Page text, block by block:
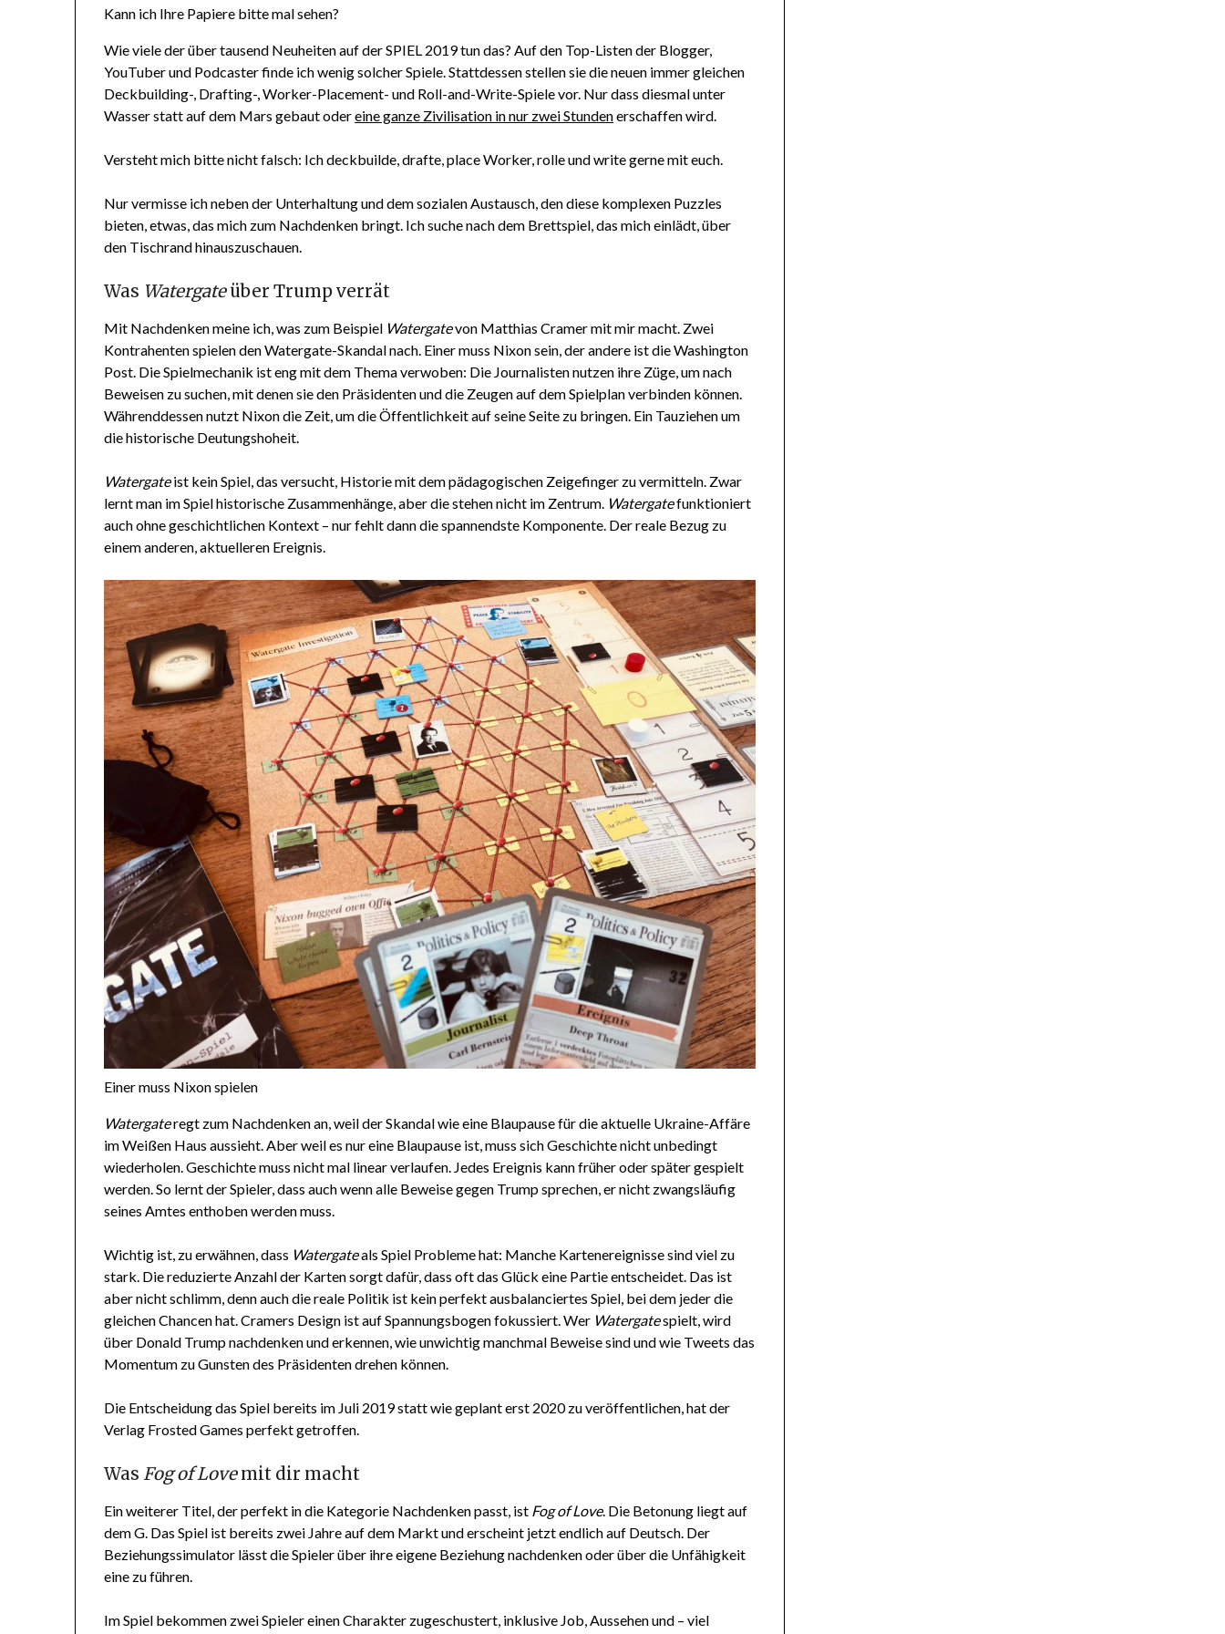
Kann ich Ihre Papiere bitte mal sehen?
Wie viele der über tausend Neuheiten auf der SPIEL 2019 tun das? Auf den Top-Listen der Blogger,
YouTuber und Podcaster finde ich wenig solcher Spiele. Stattdessen stellen sie die neuen immer gleichen
Deckbuilding-, Drafting-, Worker-Placement- und Roll-and-Write-Spiele vor. Nur dass diesmal unter
Wasser statt auf dem Mars gebaut odereine ganze Zivilisation in nur zwei Stundenerschaffen wird.
Versteht mich bitte nicht falsch: Ich deckbuilde, drafte, place Worker, rolle und write gerne mit euch.
Nur vermisse ich neben der Unterhaltung und dem sozialen Austausch, den diese komplexen Puzzles
bieten, etwas, das mich zum Nachdenken bringt. Ich suche nach dem Brettspiel, das mich einlädt, über
den Tischrand hinauszuschauen.
Was Watergateüber Trump verrät
Mit Nachdenken meine ich, was zum Beispiel Watergatevon Matthias Cramer mit mir macht. Zwei
Kontrahenten spielen den Watergate-Skandal nach. Einer muss Nixon sein, der andere ist die Washington
Post. Die Spielmechanik ist eng mit dem Thema verwoben: Die Journalisten nutzen ihre Züge, um nach
Beweisen zu suchen, mit denen sie den Präsidenten und die Zeugen auf dem Spielplan verbinden können.
Währenddessen nutzt Nixon die Zeit, um die Öffentlichkeit auf seine Seite zu bringen. Ein Tauziehen um
die historische Deutungshoheit.
Watergateist kein Spiel, das versucht, Historie mit dem pädagogischen Zeigefinger zu vermitteln. Zwar
lernt man im Spiel historische Zusammenhänge, aber die stehen nicht im Zentrum. Watergatefunktioniert
auch ohne geschichtlichen Kontext – nur fehlt dann die spannendste Komponente. Der reale Bezug zu
einem anderen, aktuelleren Ereignis.
Einer muss Nixon spielen
Watergateregt zum Nachdenken an, weil der Skandal wie eine Blaupause für die aktuelle Ukraine-Affäre
im Weißen Haus aussieht. Aber weil es nur eine Blaupause ist, muss sich Geschichte nicht unbedingt
wiederholen. Geschichte muss nicht mal linear verlaufen. Jedes Ereignis kann früher oder später gespielt
werden. So lernt der Spieler, dass auch wenn alle Beweise gegen Trump sprechen, er nicht zwangsläufig
seines Amtes enthoben werden muss.
Wichtig ist, zu erwähnen, dass Watergateals Spiel Probleme hat: Manche Kartenereignisse sind viel zu
stark. Die reduzierte Anzahl der Karten sorgt dafür, dass oft das Glück eine Partie entscheidet. Das ist
aber nicht schlimm, denn auch die reale Politik ist kein perfekt ausbalanciertes Spiel, bei dem jeder die
gleichen Chancen hat. Cramers Design ist auf Spannungsbogen fokussiert. Wer Watergatespielt, wird
über Donald Trump nachdenken und erkennen, wie unwichtig manchmal Beweise sind und wie Tweets das
Momentum zu Gunsten des Präsidenten drehen können.
Die Entscheidung das Spiel bereits im Juli 2019 statt wie geplant erst 2020 zu veröffentlichen, hat der
Verlag Frosted Games perfekt getroffen.
Was Fog of Lovemit dir macht
Ein weiterer Titel, der perfekt in die Kategorie Nachdenken passt, ist Fog of Love. Die Betonung liegt auf
dem G. Das Spiel ist bereits zwei Jahre auf dem Markt und erscheint jetzt endlich auf Deutsch. Der
Beziehungssimulator lässt die Spieler über ihre eigene Beziehung nachdenken oder über die Unfähigkeit
eine zu führen.
Im Spiel bekommen zwei Spieler einen Charakter zugeschustert, inklusive Job, Aussehen und – viel